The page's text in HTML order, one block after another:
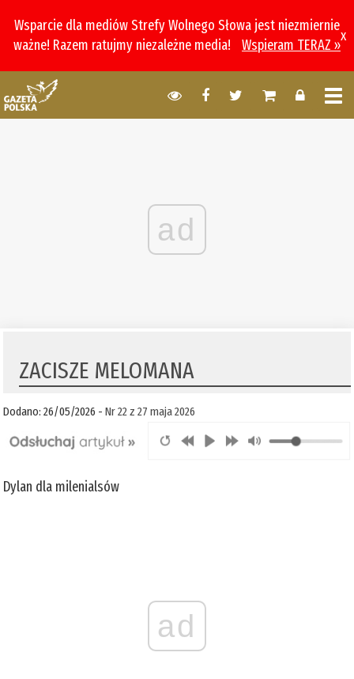
Wsparcie dla mediów Strefy Wolnego Słowa jest niezmiernie
ważne! Razem ratujmy niezależne media!
Wspieram TERAZ »
x
ad
ZACISZE MELOMANA
Dodano: 26/05/2026 -Nr 22 z 27 maja 2026
Dylan dla milenialsów
ad